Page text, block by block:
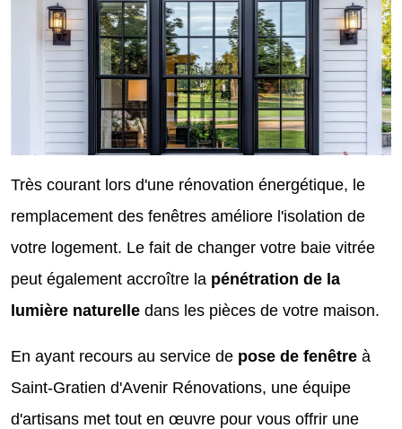
Très courant lors d'une rénovation énergétique, le
remplacement des fenêtres améliore l'isolation de
votre logement. Le fait de changer votre baie vitrée
peut également accroître la pénétration de la
lumière naturelle dans les pièces de votre maison.
En ayant recours au service de pose de fenêtre à
Saint-Gratien d'Avenir Rénovations, une équipe
d'artisans met tout en œuvre pour vous offrir une